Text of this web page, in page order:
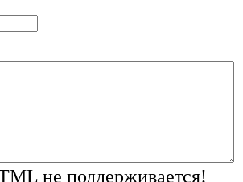
не поддерживается!